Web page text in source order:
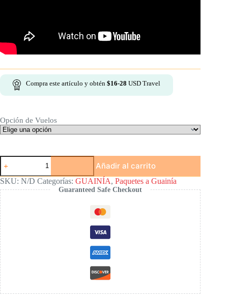
Compra este artículo y obtén $16-28 USD Travel
Opción de Vuelos
Expedición
Guainía
4
días
y
3
noches
|
Cerros
de
Mavicure
cantidad
Añadir al carrito
SKU: N/D Categorías: GUAINÍA, Paquetes a Guainía
Guaranteed Safe Checkout